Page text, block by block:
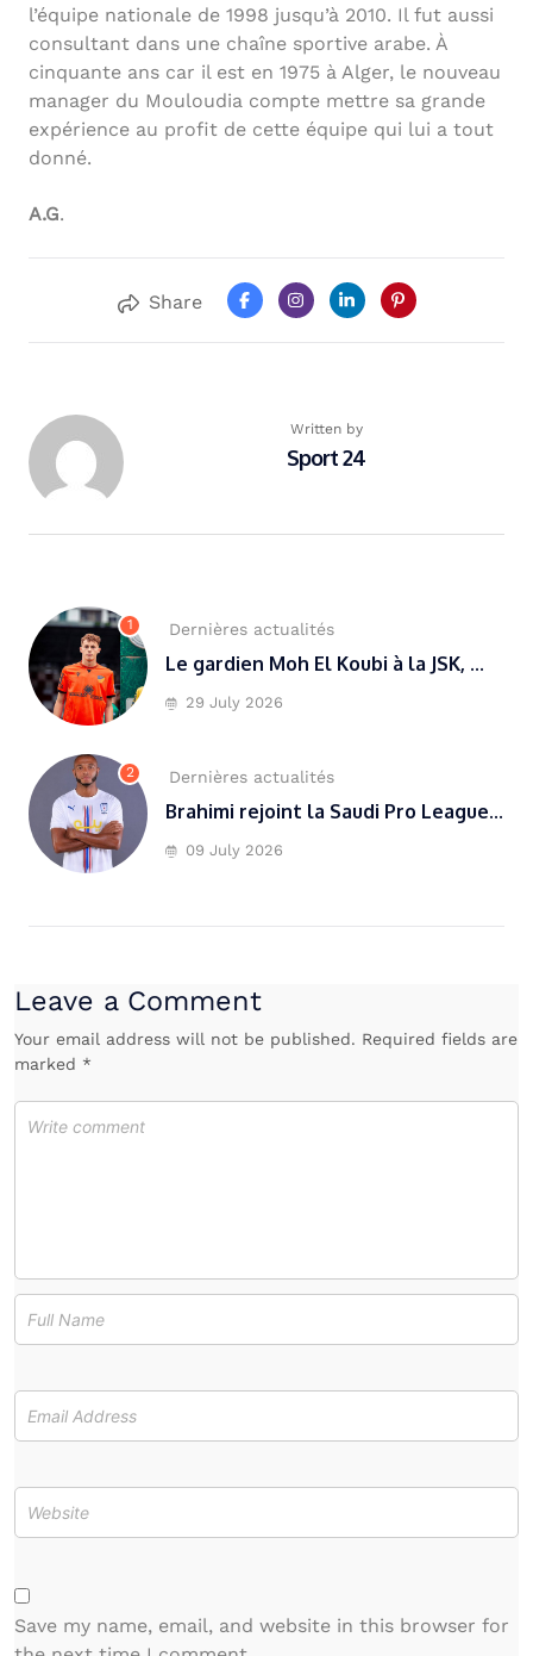
l’équipe nationale de 1998 jusqu’à 2010. Il fut aussi
consultant dans une chaîne sportive arabe. À
cinquante ans car il est en 1975 à Alger, le nouveau
manager du Mouloudia compte mettre sa grande
expérience au profit de cette équipe qui lui a tout
donné.
A.G.
Share
Written by
Sport 24
1 Dernières actualités
Le gardien Moh El Koubi à la JSK, ...
29 July 2026
2 Dernières actualités
Brahimi rejoint la Saudi Pro League...
09 July 2026
Leave a Comment
Your email address will not be published. Required fields are
marked *
Save my name, email, and website in this browser for